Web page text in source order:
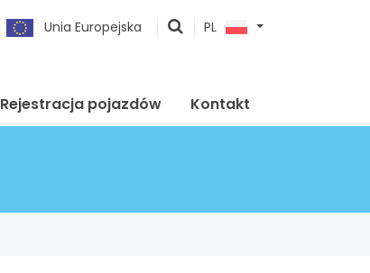
Unia Europejska
pokaż
PL
Rejestracja pojazdów Kontakt